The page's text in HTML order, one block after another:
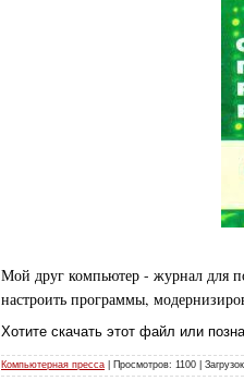
Мой друг компьютер - журнал для
настроить программы,
Хотите скачать этот файл или
Компьютерная пресса | Просмотров: 1100 |